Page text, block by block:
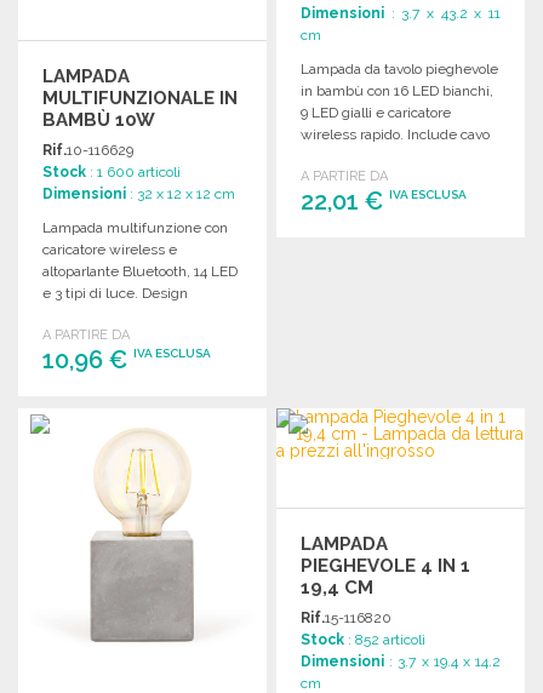
LAMPADA
MULTIFUNZIONALE IN
BAMBÙ 10W
BLUETOOTH A
PREZZI
ALL'INGROSSO
Rif.10-116629
Stock : 1 600 articoli
Dimensioni : 32 x 12 x 12 cm
Lampada multifunzione con
caricatore wireless e
altoparlante Bluetooth, 14 LED
e 3 tipi di luce. Design
A PARTIRE DA
10,96 € IVA ESCLUSA
Richiedi un preventivo
Dimensioni : 3.7 x 43.2 x 11
cm
Lampada da tavolo pieghevole
in bambù con 16 LED bianchi,
9 LED gialli e caricatore
wireless rapido. Include cavo
A PARTIRE DA
22,01 €IVA ESCLUSA
LAMPADA
PIEGHEVOLE 4 IN 1
19,4 CM
Rif.15-116820
Stock : 852 articoli
Dimensioni : 3.7 x 19.4 x 14.2
cm